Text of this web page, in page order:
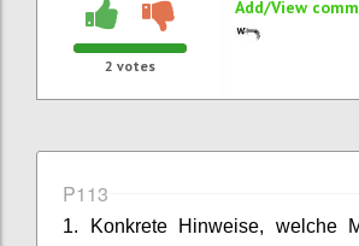
2 votes
Add/View
P113
1. Konkrete Hinweise, welche